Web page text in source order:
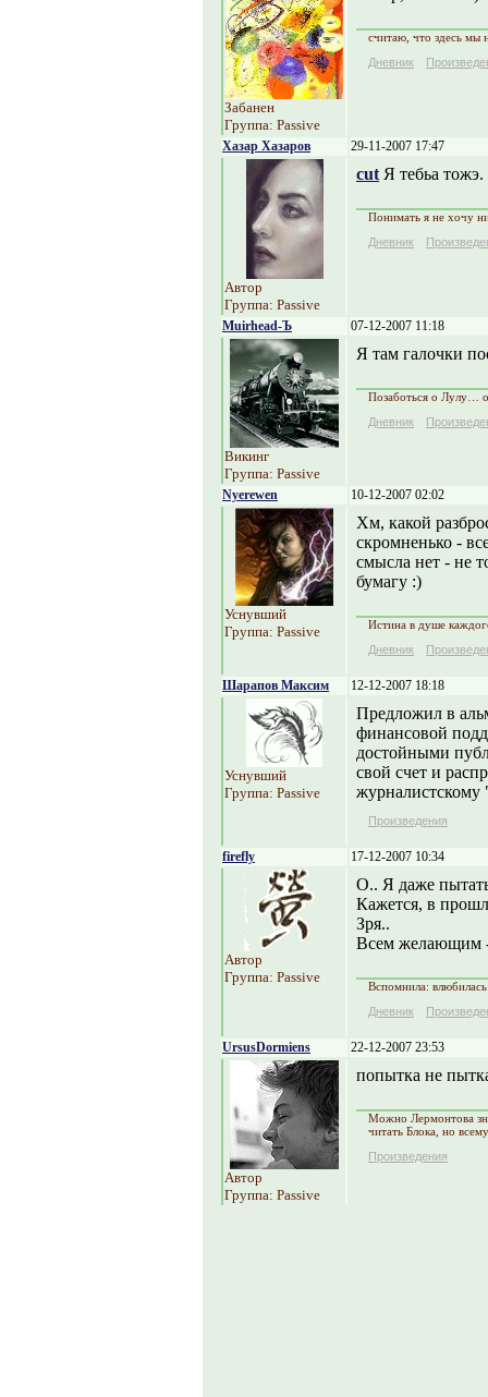
Забанен
Группа: Passive
считаю, что здесь мы
Дневник
Хазар Хазаров 29-11-2007 17:47
Автор
Группа: Passive
cut Я тебьа
Понимать я не хочу
Дневник
Muirhead-Ъ 07-12-2007 11:18
Викинг
Группа: Passive
Я там галочки
Позаботься о Лулу…
Дневник
Nyerewen 10-12-2007 02:02
Уснувший
Группа: Passive
Хм, какой
скромненько -
смысла нет - не
бумагу :)
Истина в душе
Дневник
Шарапов Максим 12-12-2007 18:18
Уснувший
Группа: Passive
Предложил в
финансовой
достойными
свой счет и
журналистскому
Произведения
firefly 17-12-2007 10:34
Автор
Группа: Passive
О.. Я даже
Кажется, в
Зря..
Всем желающим
Вспомнила:
Дневник
UrsusDormiens 22-12-2007 23:53
Автор
Группа: Passive
попытка не
Можно Лермонтова
читать Блока, но
Произведения